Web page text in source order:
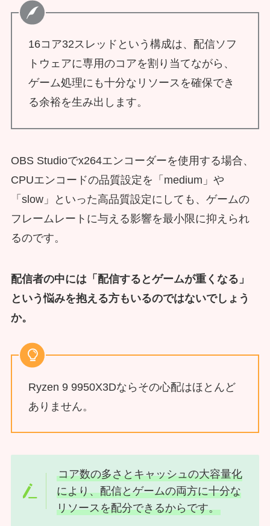
16コア32スレッドという構成は、配信ソフ
トウェアに専用のコアを割り当てながら、
ゲーム処理にも十分なリソースを確保でき
る余裕を生み出します。
OBS Studioでx264エンコーダーを使用する場合、
CPUエンコードの品質設定を「medium」や
「slow」といった高品質設定にしても、ゲームの
フレームレートに与える影響を最小限に抑えられ
るのです。
配信者の中には「配信するとゲームが重くなる」
という悩みを抱える方もいるのではないでしょう
か。
Ryzen 9 9950X3Dならその心配はほとんど
ありません。
コア数の多さとキャッシュの大容量化
により、配信とゲームの両方に十分な
リソースを配分できるからです。